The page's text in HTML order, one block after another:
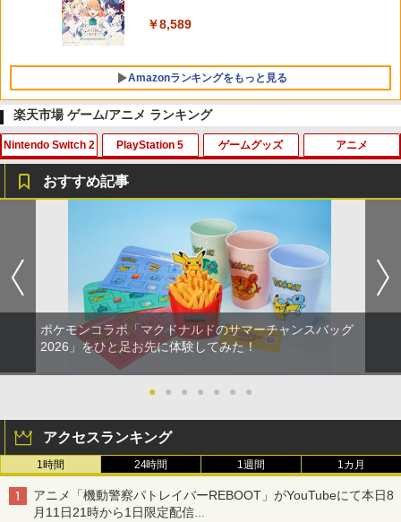
￥8,589
Amazonランキングをもっと見る
楽天市場 ゲーム/アニメ ランキング
Nintendo Switch 2
Switch2 保護フィルム スイッチ2 保護フ
ィルム switch2 フィルム Switch2 ガラ
スフィルム スイッチ2 フィルム ガイド
貼り付け キット カバー Switch 2 本体
アクセサリー Nintendo Switch2 ケース
可 透明 ブルーライト カット 99％ FIRM
E
￥1,000
ラック
￥2,754
PlayStation 5 ゲームグッズ
【中古】PS2 龍が如く2 PS2 the Be
￥220
【中古】PS2 龍が如く PlayStation2
the Best
￥330
3
【全品ポイント10倍！要エントリー】
ndo ポパイ 【中古】
アニメ
劇場版「鬼滅の刃」無限城編 第一章 猗
窩座再来(通常版)【Blu-ray】 [ 吾峠呼世
晴 ]
￥3,960
【送料無料】[Joshinオリジナル特典付]
ション[Blu-ray]【返品種別A】
3
劇場版 転生したらスライムだった件 蒼
海の涙編 (Blu-ray特装限定版)【Blu-ra
y】 [ 岡咲美保 ]
おすすめ記事
ポケモンコラボ「マクドナルドのサマーチャンスバッグ
2026」をひと足お先に体験してみた！
● ● ● ● ● ● ●
アクセスランキング
1時間 24時間 1週間 1カ月
アニメ「機動警察パトレイバーREBOOT」がYouTubeにて本日8
月11日21時から1日限定配信